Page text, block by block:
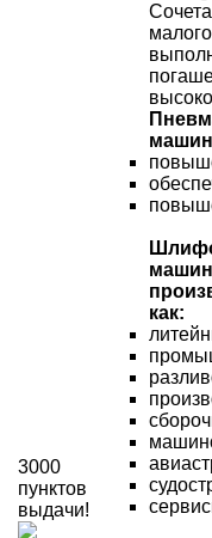
3000
пунктов
выдачи!
как: